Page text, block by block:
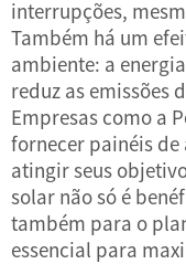
interrupções,
Também há um
ambiente: a
reduz as emissões
Empresas como a
fornecer painéis
atingir seus
solar não só é
também para o
essencial para